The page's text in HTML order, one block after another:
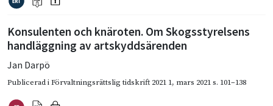
Konsulenten och knäroten. Om Skogsstyrelsens
handläggning av artskyddsärenden
Jan Darpö
Publicerad iFörvaltningsrättslig tidskrift 2021 1, mars 2021s. 101–138